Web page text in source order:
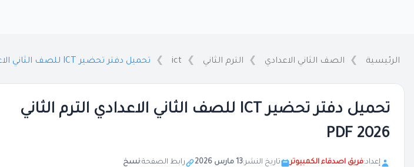
الرئيسية الصف الثاني الاعدادي الترم الثاني ict تحميل دفتر تحضير ICT للصف الثاني الاعدادي الترم الثاني 2026 PDF
تحميل دفتر تحضير ICT للصف الثاني الاعدادي الترم الثاني
2026 PDF
إعداد:فريق اصدقاء الكمبيوتر تاريخ النشر:13 مارس 2026 رابط الصفحة:نسخ